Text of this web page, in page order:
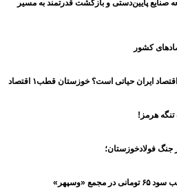
صنایع پایین‌دستی و بازگشت قدرتمند به مسیر
ایران حیاتی است؟ خوزستان قطب۱ اقتصاد
هرمز!
جنگ فولادخوزستان؛
«وسپهر»